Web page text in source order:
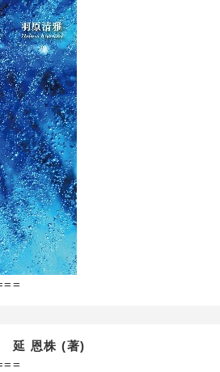
延 恩株 (著)